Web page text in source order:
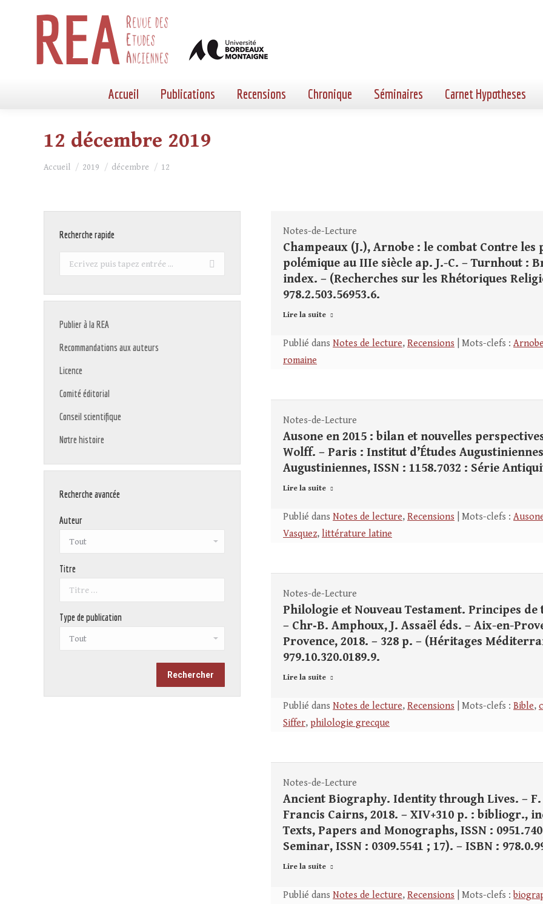
Accueil Publications Recensions Chronique Séminaires Carnet Hypotheses
12 décembre 2019
Vous êtes ici :
Accueil 2019 décembre 12
Notes-de-Lecture
Champeaux (J.), Arnobe : le combat Contre
polémique au IIIe siècle ap. J.-C. – Turnhout :
index. – (Recherches sur les Rhétoriques
978.2.503.56953.6.
Lire la suite
Publié dans Notes de lecture, Recensions | Mots-clefs :
romaine
Notes-de-Lecture
Ausone en 2015 : bilan et nouvelles
Wolff. – Paris : Institut d’Études
Augustiniennes, ISSN : 1158.7032 : Série
Lire la suite
Publié dans Notes de lecture, Recensions | Mots-clefs :
Vasquez, littérature latine
Notes-de-Lecture
Philologie et Nouveau Testament. Principes
– Chr‑B. Amphoux, J. Assaël éds. – Aix-en-
Provence, 2018. – 328 p. – (Héritages
979.10.320.0189.9.
Lire la suite
Publié dans Notes de lecture, Recensions | Mots-clefs : Bible,
Siffer, philologie grecque
Notes-de-Lecture
Ancient Biography. Identity through Lives. –
Francis Cairns, 2018. – XIV+310 p. : bibliogr.,
Texts, Papers and Monographs, ISSN :
Seminar, ISSN : 0309.5541 ; 17). – ISBN :
Lire la suite
Publié dans Notes de lecture, Recensions | Mots-clefs :
Recherche rapide
Recherche
Publier à la REA
Recommandations aux auteurs
Licence
Comité éditorial
Conseil scientifique
Notre histoire
Recherche avancée
Auteur
Titre
Type de publication